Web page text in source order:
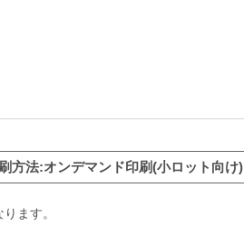
方法:オンデマンド印刷(小ロット向け)
ます。